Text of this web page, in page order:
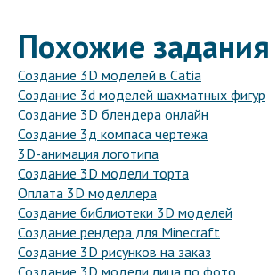
Похожие задания
Создание 3D моделей в Catia
Создание 3d моделей шахматных фигур
Создание 3D блендера онлайн
Создание 3д компаса чертежа
3D-анимация логотипа
Создание 3D модели торта
Оплата 3D моделлера
Создание библиотеки 3D моделей
Создание рендера для Minecraft
Создание 3D рисунков на заказ